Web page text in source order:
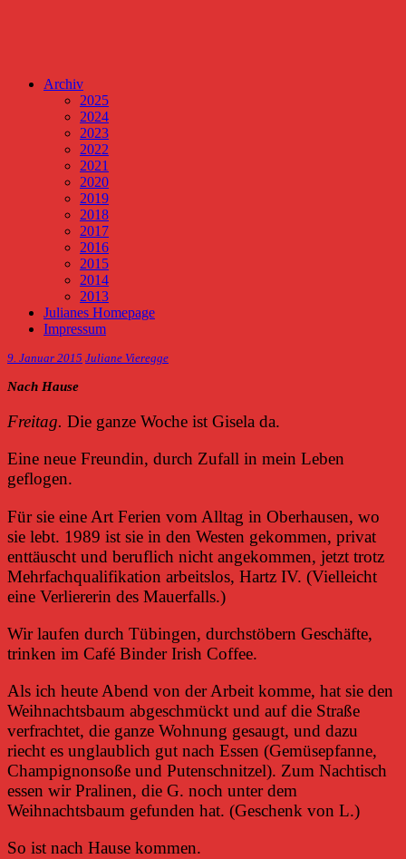
Archiv
2025
2024
2023
2022
2021
2020
2019
2018
2017
2016
2015
2014
2013
Julianes Homepage
Impressum
9. Januar 2015 Juliane Vieregge
Nach Hause
Freitag. Die ganze Woche ist Gisela da.
Eine neue Freundin, durch Zufall in mein Leben
geflogen.
Für sie eine Art Ferien vom Alltag in Oberhausen, wo
sie lebt. 1989 ist sie in den Westen gekommen, privat
enttäuscht und beruflich nicht angekommen, jetzt trotz
Mehrfachqualifikation arbeitslos, Hartz IV. (Vielleicht
eine Verliererin des Mauerfalls.)
Wir laufen durch Tübingen, durchstöbern Geschäfte,
trinken im Café Binder Irish Coffee.
Als ich heute Abend von der Arbeit komme, hat sie den
Weihnachtsbaum abgeschmückt und auf die Straße
verfrachtet, die ganze Wohnung gesaugt, und dazu
riecht es unglaublich gut nach Essen (Gemüsepfanne,
Champignonsoße und Putenschnitzel). Zum Nachtisch
essen wir Pralinen, die G. noch unter dem
Weihnachtsbaum gefunden hat. (Geschenk von L.)
So ist nach Hause kommen.